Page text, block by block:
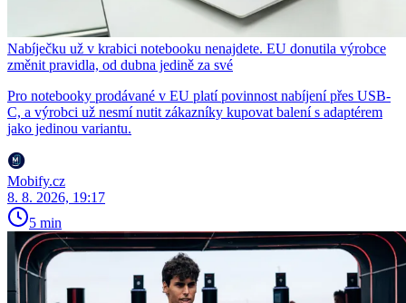
Nabíječku už v krabici notebooku nenajdete. EU donutila výrobce
změnit pravidla, od dubna jedině za své
Pro notebooky prodávané v EU platí povinnost nabíjení přes USB-
C, a výrobci už nesmí nutit zákazníky kupovat balení s adaptérem
jako jedinou variantu.
Mobify.cz
8. 8. 2026, 19:17
5 min